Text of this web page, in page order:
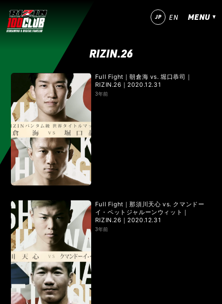
JP EN MENU
今すぐ登録！ ログイン
MATCHES
IZAの舞 SARABAの宴
RIZIN師走の超強者祭り
超RIZIN.4 真夏の喧嘩祭り
超RIZIN.2 超RIZIN
RIZIN.54 RIZIN.53 RIZIN.52 RIZIN.51
RIZIN.50 RIZIN DECADE【 雷神番外地 / RIZIN.49 】
RIZIN.48 RIZIN.47
RIZIN.44 RIZIN.43
RIZIN.40 RIZIN.39
RIZIN.26
Full Fight｜朝倉海 vs. 堀口恭司｜
RIZIN.26｜2020.12.31
3年前
Full Fight｜那須川天心 vs. クマンドー
イ・ペットジャルーンウィット｜
RIZIN.26｜2020.12.31
3年前